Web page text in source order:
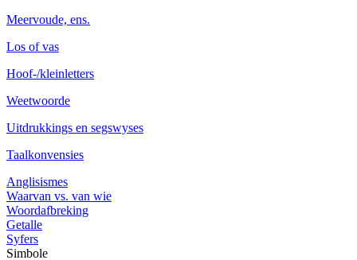
Meervoude, ens.
Los of vas
Hoof-/kleinletters
Weetwoorde
Uitdrukkings en segswyses
Taalkonvensies
Anglisismes
Waarvan vs. van wie
Woordafbreking
Getalle
Syfers
Simbole